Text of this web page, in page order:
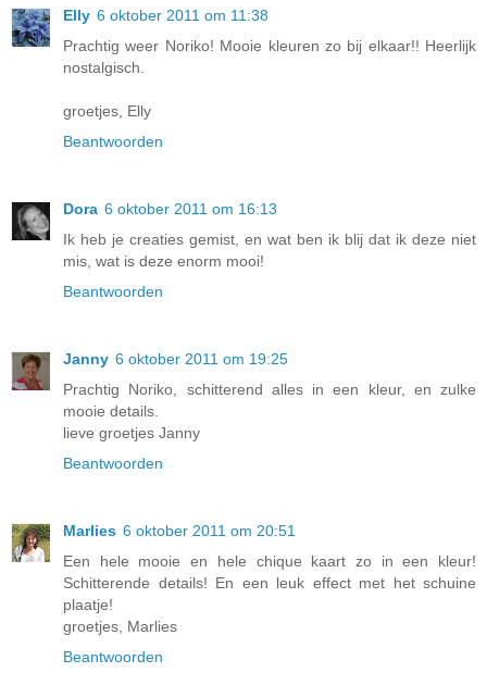
Elly 6 oktober 2011 om 11:38
Prachtig weer Noriko! Mooie kleuren zo bij elkaar!! Heerlijk
nostalgisch.
groetjes, Elly
Beantwoorden
Dora 6 oktober 2011 om 16:13
Ik heb je creaties gemist, en wat ben ik blij dat ik deze niet
mis, wat is deze enorm mooi!
Beantwoorden
Janny 6 oktober 2011 om 19:25
Prachtig Noriko, schitterend alles in een kleur, en zulke
mooie details.
lieve groetjes Janny
Beantwoorden
Marlies 6 oktober 2011 om 20:51
Een hele mooie en hele chique kaart zo in een kleur!
Schitterende details! En een leuk effect met het schuine
plaatje!
groetjes, Marlies
Beantwoorden